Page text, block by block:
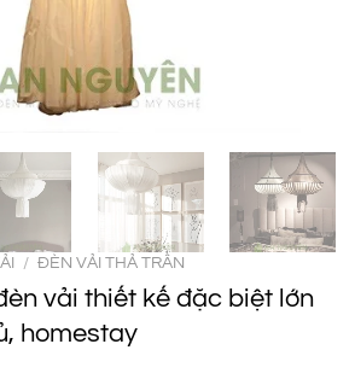
/ ĐÈN VẢI THẢ TRẦN
vải thiết kế đặc biệt lớn
homestay